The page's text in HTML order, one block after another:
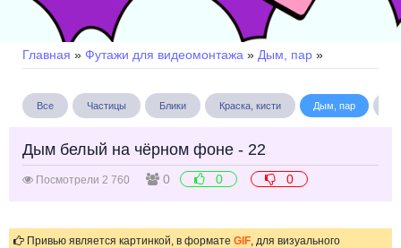
Главная » Футажи для видеомонтажа » Дым, пар »
Все Частицы Блики Краска, кисти Дым, пар
Дым белый на чёрном фоне - 22
Посмотрели 2 760 0 0 0
Привью является картинкой, в формате GIF, для визуального